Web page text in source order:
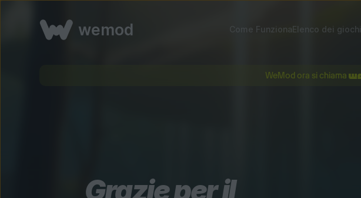
wemod Come FunzionaElenco dei giochi
WeMod ora si chiama
Grazie per il